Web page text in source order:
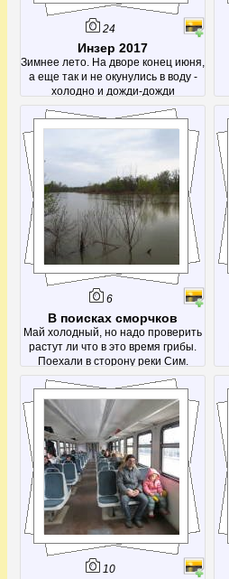
24
Инзер 2017
Зимнее лето. На дворе конец июня,
а еще так и не окунулись в воду -
холодно и дожди-дожди
6
В поисках сморчков
Май холодный, но надо проверить
растут ли что в это время грибы.
Поехали в сторону реки Сим.
10